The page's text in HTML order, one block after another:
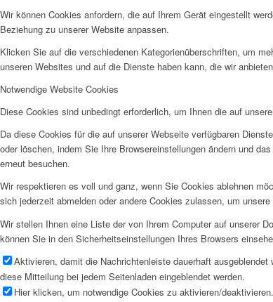
Wir können Cookies anfordern, die auf Ihrem Gerät eingestellt
Beziehung zu unserer Website anpassen.
Klicken Sie auf die verschiedenen Kategorienüberschriften, um
unseren Websites und auf die Dienste haben kann, die wir
Notwendige Website Cookies
Diese Cookies sind unbedingt erforderlich, um Ihnen die auf
Da diese Cookies für die auf unserer Webseite verfügbaren
oder löschen, indem Sie Ihre Browsereinstellungen ändern und
erneut besuchen.
Wir respektieren es voll und ganz, wenn Sie Cookies ablehnen
sich jederzeit abmelden oder andere Cookies zulassen, um
Wir stellen Ihnen eine Liste der von Ihrem Computer auf unserer
können Sie in den Sicherheitseinstellungen Ihres Browsers
Aktivieren, damit die Nachrichtenleiste dauerhaft
diese Mitteilung bei jedem Seitenladen eingeblendet werden.
Hier klicken, um notwendige Cookies zu aktivieren/deaktivieren.